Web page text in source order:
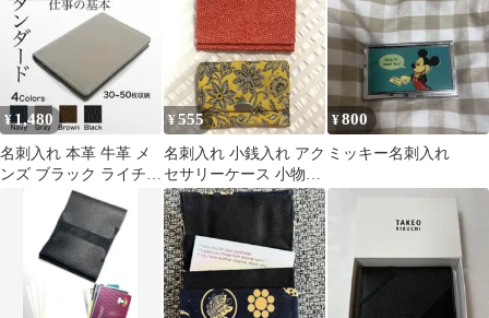
¥1,480
名刺入れ 本革 牛革 メ
ンズ ブラック ライチ柄
カードケース ビジネス
¥555
名刺入れ 小銭入れ アク
セサリーケース 小物入
れ 薬入れ 2点セット 和
和小物
¥800
ミッキー名刺入れ